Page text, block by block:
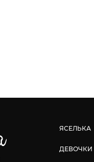
ЯСЕЛЬКА
ДЕВОЧКИ